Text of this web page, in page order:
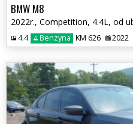
BMW M8
4.4 Benzyna KM 626 2022